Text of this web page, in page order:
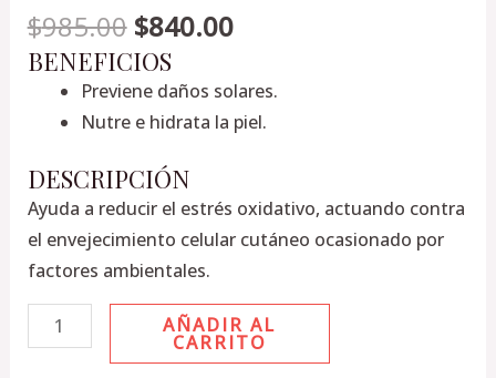
$985.00 $840.00
BENEFICIOS
Previene daños solares.
Nutre e hidrata la piel.
DESCRIPCIÓN
Ayuda a reducir el estrés oxidativo, actuando contra
el envejecimiento celular cutáneo ocasionado por
factores ambientales.
AÑADIR AL
CARRITO